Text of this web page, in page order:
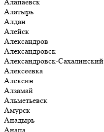
Алатырь
Алдан
Алейск
Александров
Александровск
Александровск-Сахалинский
Алексеевка
Алексин
Алзамай
Альметьевск
Амурск
Анадырь
Анапа